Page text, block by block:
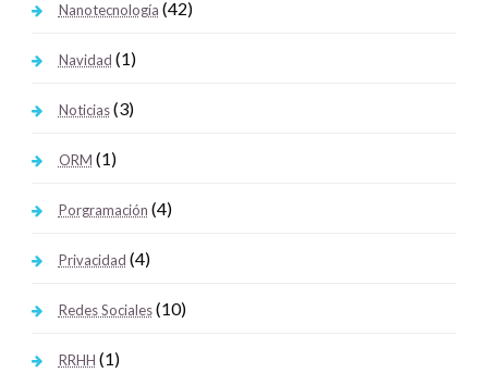
Nanotecnología (42)
Navidad (1)
Noticias(3)
ORM (1)
Porgramación (4)
Privacidad (4)
Redes Sociales(10)
RRHH (1)